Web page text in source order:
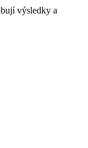
výsledky a